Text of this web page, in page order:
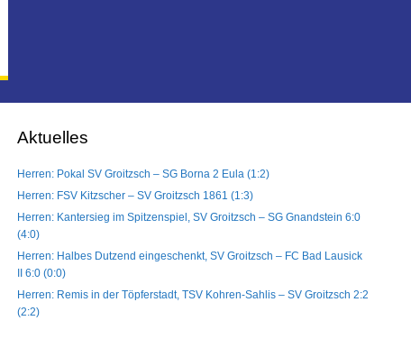
Aktuelles
Herren: Pokal SV Groitzsch – SG Borna 2 Eula (1:2)
Herren: FSV Kitzscher – SV Groitzsch 1861 (1:3)
Herren: Kantersieg im Spitzenspiel, SV Groitzsch – SG Gnandstein 6:0
(4:0)
Herren: Halbes Dutzend eingeschenkt, SV Groitzsch – FC Bad Lausick
II 6:0 (0:0)
Herren: Remis in der Töpferstadt, TSV Kohren-Sahlis – SV Groitzsch 2:2
(2:2)